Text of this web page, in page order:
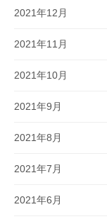
2021年12月
2021年11月
2021年10月
2021年9月
2021年8月
2021年7月
2021年6月